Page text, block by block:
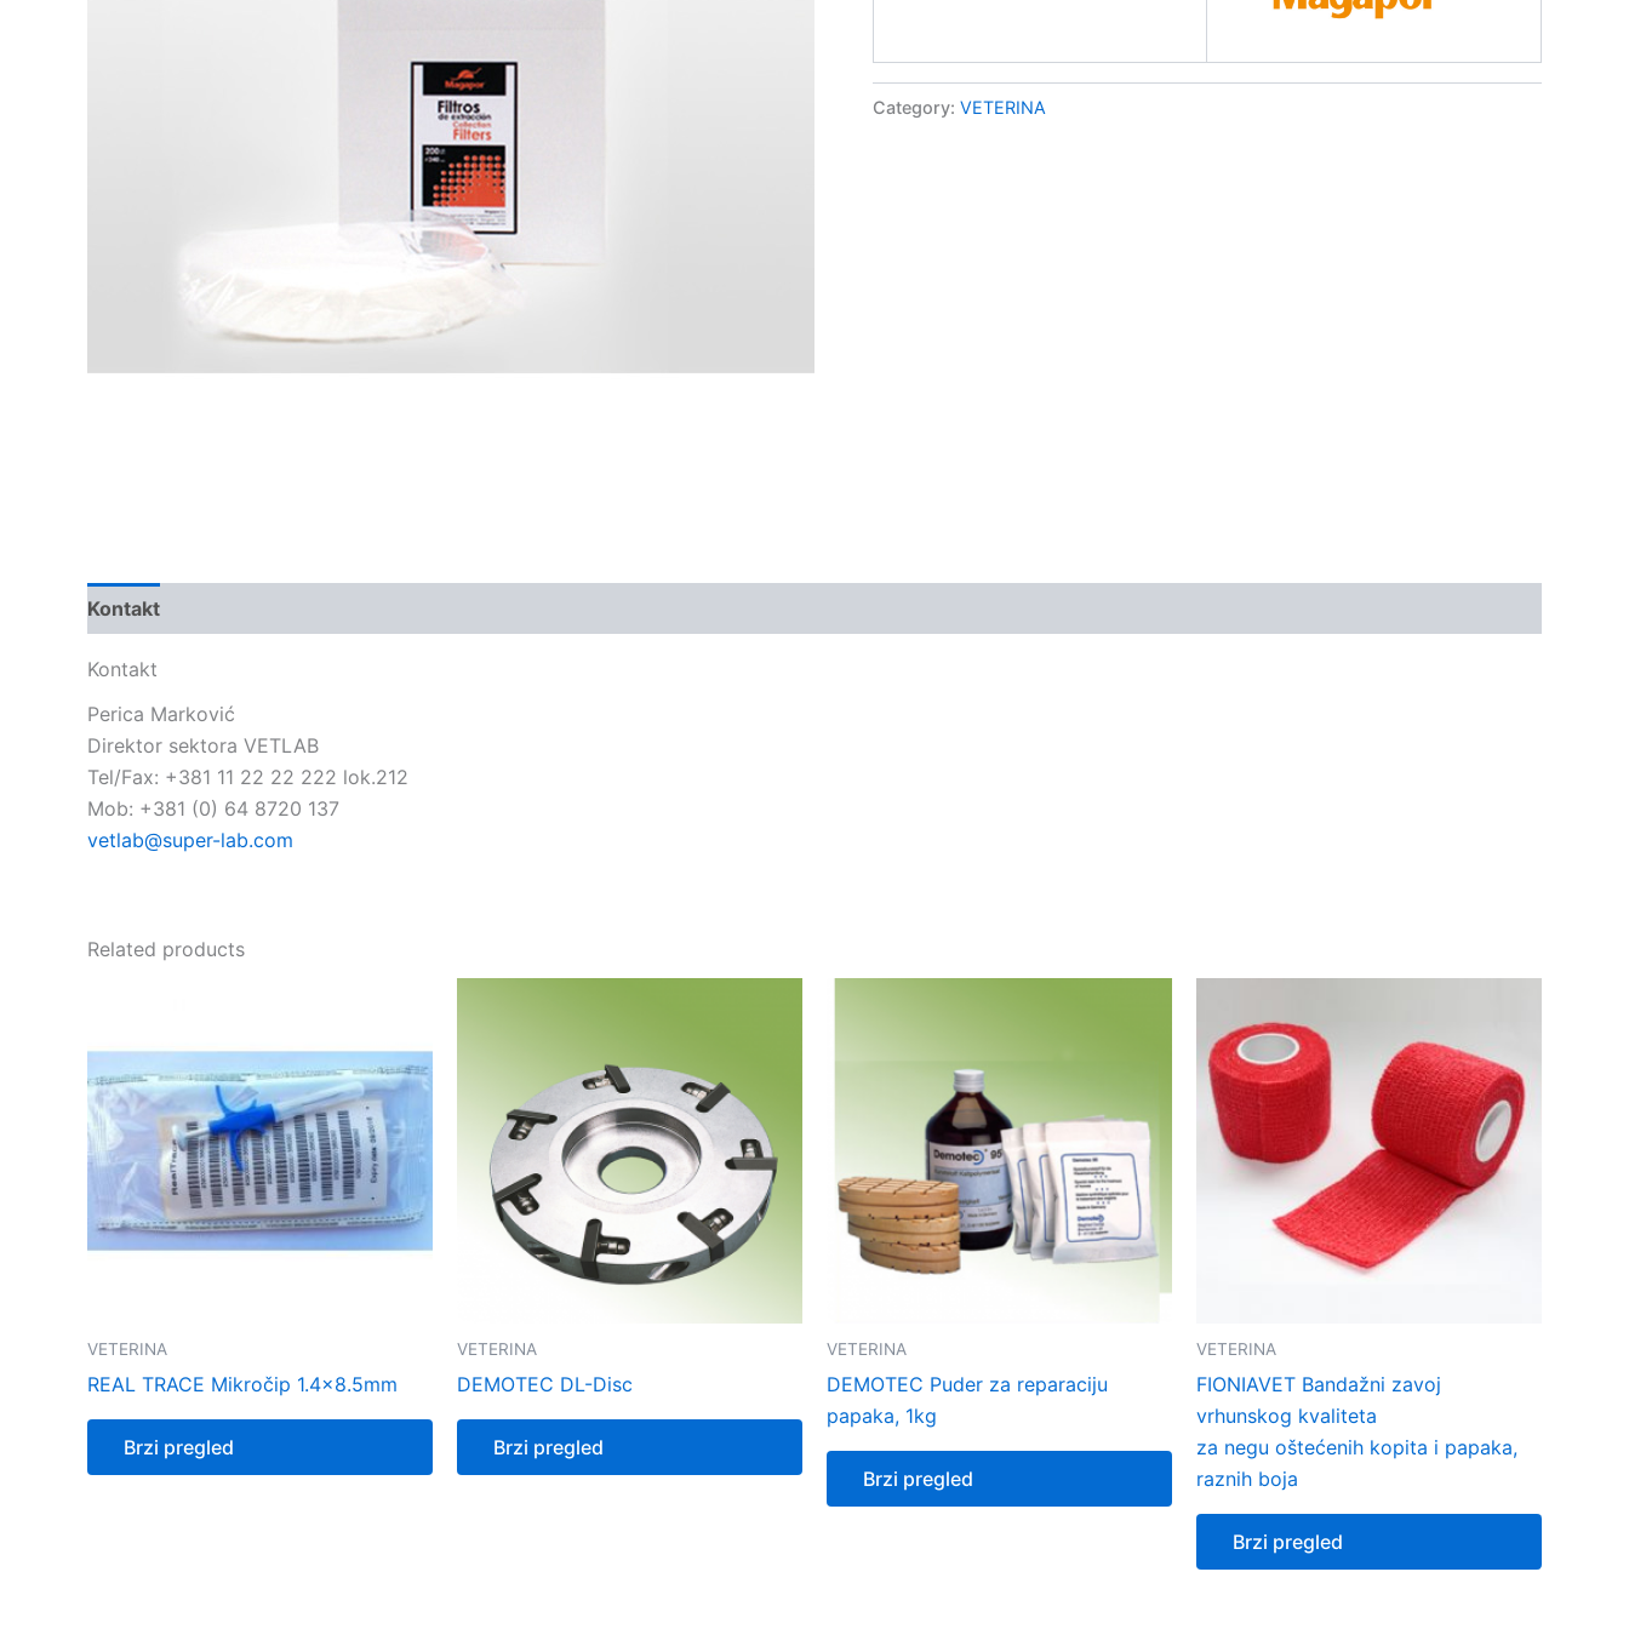
Category: VETERINA
Kontakt
Kontakt
Perica Marković
Direktor sektora VETLAB
Tel/Fax: +381 11 22 22 222 lok.212
Mob: +381 (0) 64 8720 137
vetlab@super-lab.com
Related products
VETERINA
REAL TRACE Mikročip 1.4×8.5mm
Brzi pregled
VETERINA
DEMOTEC DL-Disc
Brzi pregled
VETERINA
DEMOTEC Puder za reparaciju
papaka, 1kg
Brzi pregled
VETERINA
FIONIAVET Bandažni zavoj
vrhunskog kvaliteta
za negu oštećenih kopita i papaka,
raznih boja
Brzi pregled